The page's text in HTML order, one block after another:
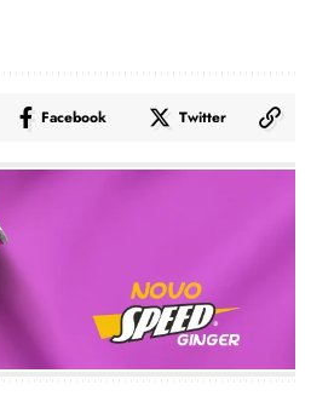
Facebook Twitter